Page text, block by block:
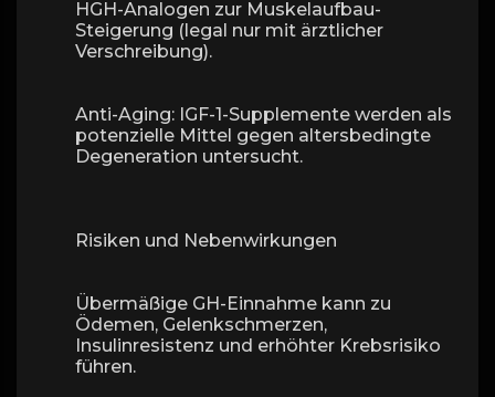
HGH-Analogen zur Muskelaufbau-
Steigerung (legal nur mit ärztlicher
Verschreibung).
Anti-Aging: IGF-1-Supplemente werden als
potenzielle Mittel gegen altersbedingte
Degeneration untersucht.
Risiken und Nebenwirkungen
Übermäßige GH-Einnahme kann zu
Ödemen, Gelenkschmerzen,
Insulinresistenz und erhöhter Krebsrisiko
führen.